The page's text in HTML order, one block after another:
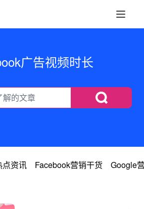
广告视频时长
点资讯 Facebook营销干货 Google